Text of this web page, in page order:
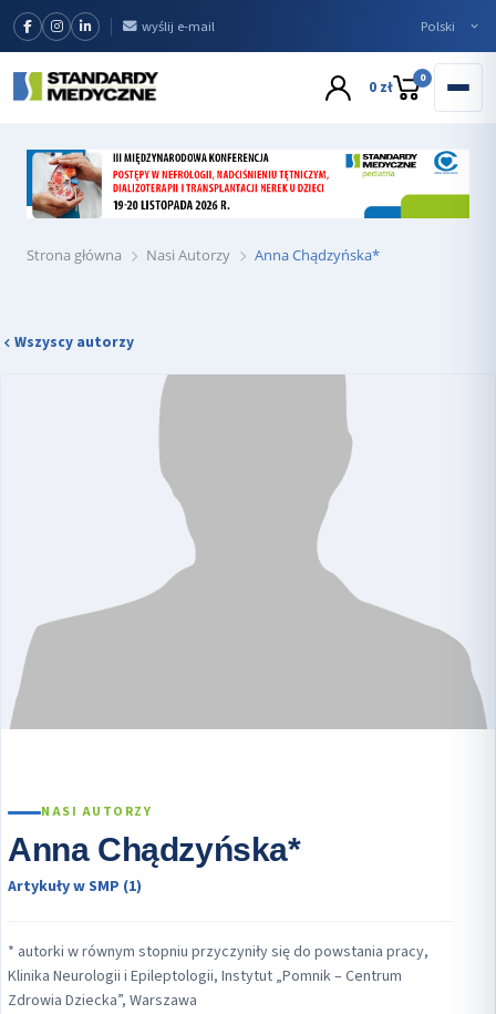
wyślij e-mail
0 zł 0
Strona główna Nasi Autorzy Anna Chądzyńska*
Wszyscy autorzy
NASI AUTORZY
Anna Chądzyńska*
Artykuły w SMP (1)
* autorki w równym stopniu przyczyniły się do powstania pracy,
Klinika Neurologii i Epileptologii, Instytut „Pomnik – Centrum
Zdrowia Dziecka”, Warszawa